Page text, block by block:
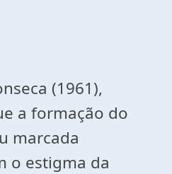
(1961),
a formação do
marcada
o estigma da